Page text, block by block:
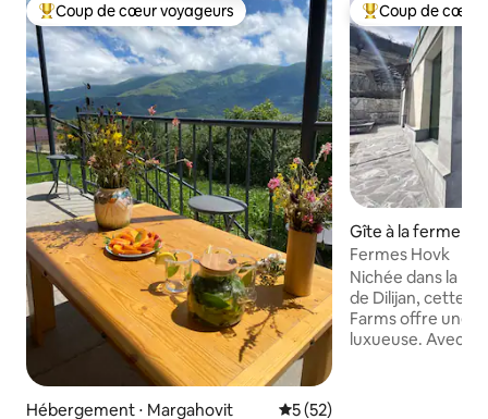
Coups de cœur voyageurs les plus appréciés
Coup de cœur voyageurs
Hébergement ⋅ Margahovit Évaluation moyenne sur la
5 (52)
Coups de cœur
Coup de cœur
Gîte à la ferme ⋅
Fermes Hovk
Nichée dans la
de Dilijan, cette
Farms offre une
luxueuse. Avec